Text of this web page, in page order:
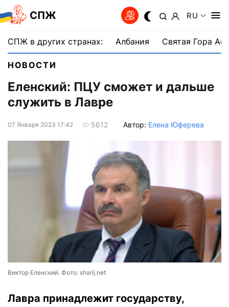
СПЖ RU
СПЖ в других странах: Албания Святая Гора
НОВОСТИ
Еленский: ПЦУ сможет и дальше
служить в Лавре
07 Января 2023 17:42 5612 Автор: Елена Юферева
Виктор Еленский. Фото: sharij.net
Лавра принадлежит государству,